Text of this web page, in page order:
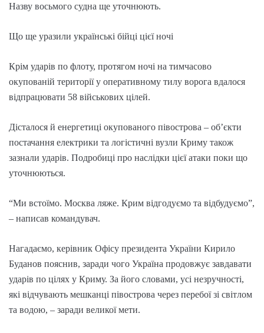
Назву восьмого судна ще уточнюють.
Що ще уразили українські бійці цієї ночі
Крім ударів по флоту, протягом ночі на тимчасово
окупованій території у оперативному тилу ворога вдалося
відпрацювати 58 військових цілей.
Дісталося й енергетиці окупованого півострова – об’єкти
постачання електрики та логістичні вузли Криму також
зазнали ударів. Подробиці про наслідки цієї атаки поки що
уточнюються.
“Ми встоїмо. Москва ляже. Крим відгодуємо та відбудуємо”,
– написав командувач.
Нагадаємо, керівник Офісу президента України Кирило
Буданов пояснив, заради чого Україна продовжує завдавати
ударів по цілях у Криму. За його словами, усі незручності,
які відчувають мешканці півострова через перебої зі світлом
та водою, – заради великої мети.